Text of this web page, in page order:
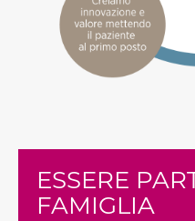
ESSERE
FAMIGLIA